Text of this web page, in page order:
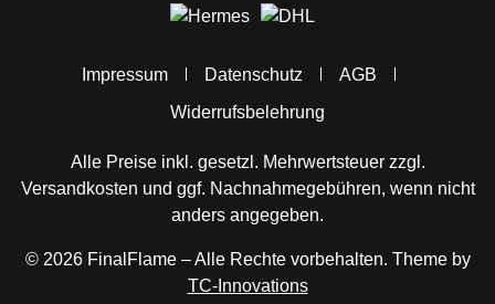
Impressum Datenschutz
AGB
Widerrufsbelehrung
Alle Preise inkl. gesetzl. Mehrwertsteuer zzgl.
Versandkosten und ggf. Nachnahmegebühren, wenn nicht
anders angegeben.
© 2026 FinalFlame – Alle Rechte vorbehalten. Theme by
TC-Innovations